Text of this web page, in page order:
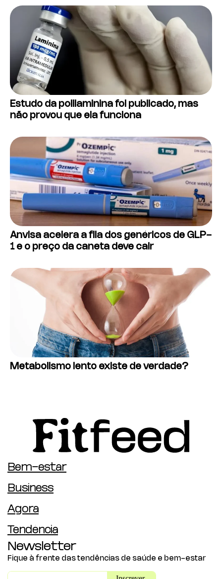
Estudo da polilaminina foi publicado, mas
não provou que ela funciona
Anvisa acelera a fila dos genéricos de GLP-
1 e o preço da caneta deve cair
Metabolismo lento existe de verdade?
Bem-estar
Business
Agora
Tendência
Newsletter
Fique à frente das tendências de saúde e bem-estar